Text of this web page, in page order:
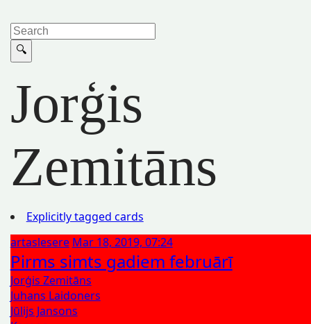
Jorģis
Zemitāns
Explicitly tagged cards
artaslesere Mar 18, 2019, 07:24
Pirms simts gadiem februārī
Jorģis Zemitāns
Juhans Laidoners
Jūlijs Jansons